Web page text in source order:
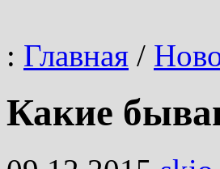
: Главная /
Какие